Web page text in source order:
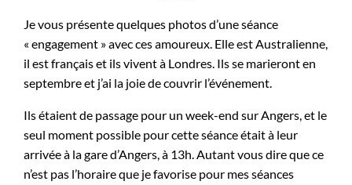
Je vous présente quelques photos d’une séance
« engagement » avec ces amoureux. Elle est Australienne,
il est français et ils vivent à Londres. Ils se marieront en
septembre et j’ai la joie de couvrir l’événement.
Ils étaient de passage pour un week-end sur Angers, et le
seul moment possible pour cette séance était à leur
arrivée à la gare d’Angers, à 13h. Autant vous dire que ce
n’est pas l’horaire que je favorise pour mes séances